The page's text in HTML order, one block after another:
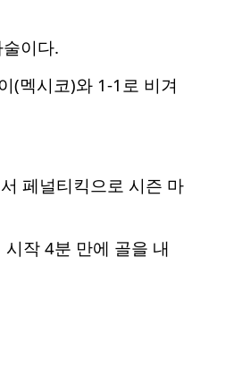
이다.
(멕시코)와 1-1로 비겨
페널티킥으로 시즌 마
작 4분 만에 골을 내